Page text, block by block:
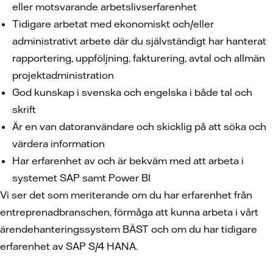
eller motsvarande arbetslivserfarenhet
Tidigare arbetat med ekonomiskt och/eller
administrativt arbete där du självständigt har hanterat
rapportering, uppföljning, fakturering, avtal och allmän
projektadministration
God kunskap i svenska och engelska i både tal och
skrift
Är en van datoranvändare och skicklig på att söka och
värdera information
Har erfarenhet av och är bekväm med att arbeta i
systemet SAP samt Power BI
Vi ser det som meriterande om du har erfarenhet från
entreprenadbranschen, förmåga att kunna arbeta i vårt
ärendehanteringssystem BÄST och om du har tidigare
erfarenhet av SAP S/4 HANA.